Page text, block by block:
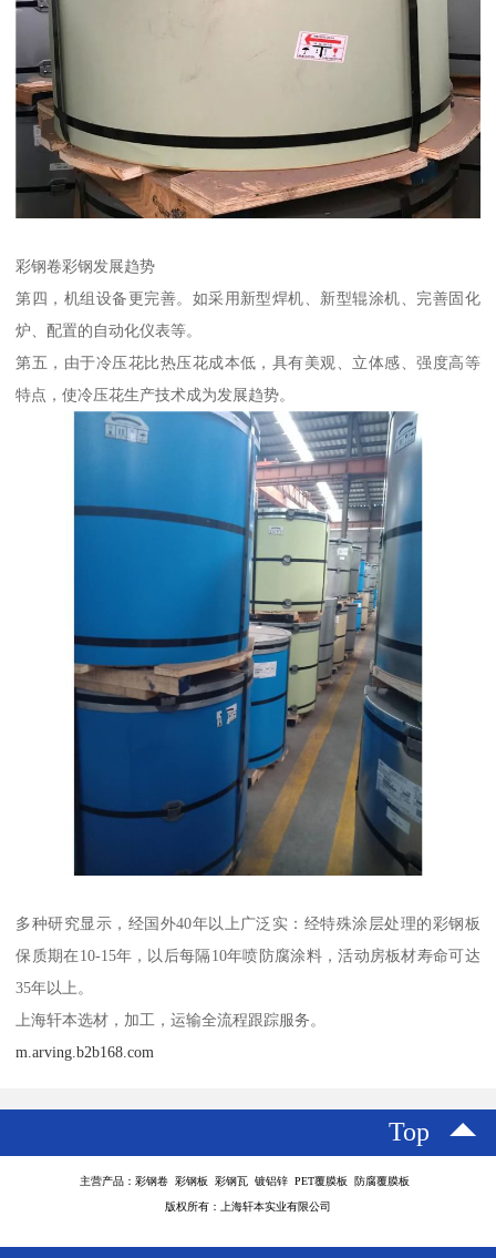
彩钢卷彩钢发展趋势
第四，机组设备更完善。如采用新型焊机、新型辊涂机、完善固化
炉、配置的自动化仪表等。
第五，由于冷压花比热压花成本低，具有美观、立体感、强度高等
特点，使冷压花生产技术成为发展趋势。
多种研究显示，经国外40年以上广泛实：经特殊涂层处理的彩钢板
保质期在10-15年，以后每隔10年喷防腐涂料，活动房板材寿命可达
35年以上。
上海轩本选材，加工，运输全流程跟踪服务。
m.arving.b2b168.com
Top
主营产品：彩钢卷 彩钢板 彩钢瓦 镀铝锌 PET覆膜板 防腐覆膜板
版权所有：上海轩本实业有限公司